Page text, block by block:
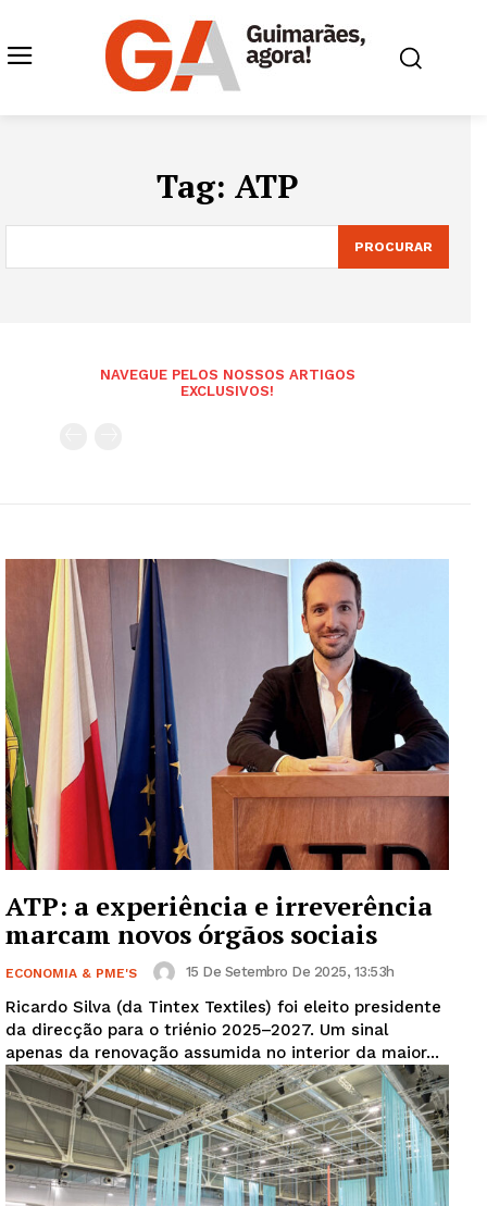
Tag: ATP
PROCURAR
NAVEGUE PELOS NOSSOS ARTIGOS
EXCLUSIVOS!
ATP: a experiência e irreverência
marcam novos órgãos sociais
ECONOMIA & PME'S 15 De Setembro De 2025, 13:53h
Ricardo Silva (da Tintex Textiles) foi eleito presidente
da direcção para o triénio 2025–2027. Um sinal
apenas da renovação assumida no interior da maior...